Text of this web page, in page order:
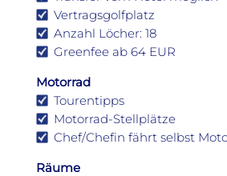
Vertragsgolfplatz
Anzahl Löcher: 18
Greenfee ab 64 EUR
Motorrad
Tourentipps
Motorrad-Stellplätze
Chef/Chefin fährt selbst
Räume